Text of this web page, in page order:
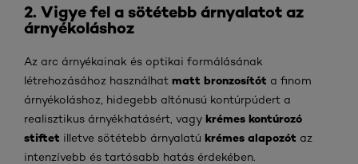
2. Vigye fel a sötétebb árnyalatot az
árnyékoláshoz
Az arc árnyékainak és optikai formálásának
létrehozásához használhat matt bronzosítót a finom
árnyékoláshoz, hidegebb altónusú kontúrpúdert a
realisztikus árnyékhatásért, vagy krémes kontúrozó
stiftet illetve sötétebb árnyalatú krémes alapozót az
intenzívebb és tartósabb hatás érdekében.